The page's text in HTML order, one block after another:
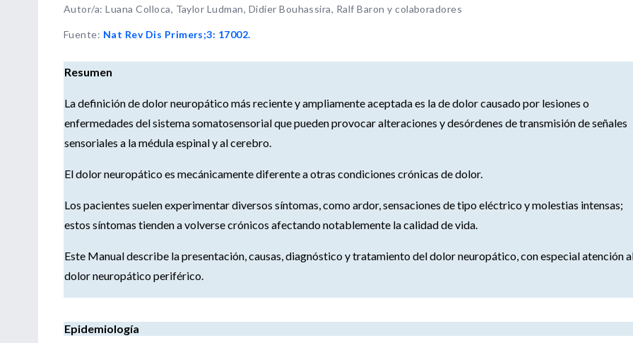
Autor/a: Luana Colloca, Taylor Ludman, Didier Bouhassira, Ralf Baron y colaboradores
Fuente: Nat Rev Dis Primers;3: 17002.
Resumen
La definición de dolor neuropático más reciente y ampliamente aceptada es la de dolor causado por lesiones o
enfermedades del sistema somatosensorial que pueden provocar alteraciones y desórdenes de transmisión de señales
sensoriales a la médula espinal y al cerebro.
El dolor neuropático es mecánicamente diferente a otras condiciones crónicas de dolor.
Los pacientes suelen experimentar diversos síntomas, como ardor, sensaciones de tipo eléctrico y molestias intensas;
estos síntomas tienden a volverse crónicos afectando notablemente la calidad de vida.
Este Manual describe la presentación, causas, diagnóstico y tratamiento del dolor neuropático, con especial atención
dolor neuropático periférico.
Epidemiología